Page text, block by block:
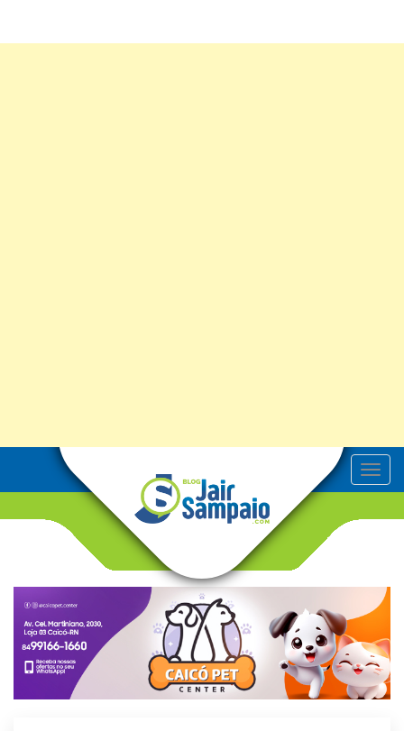
T
o
v
g
t
i
o
n